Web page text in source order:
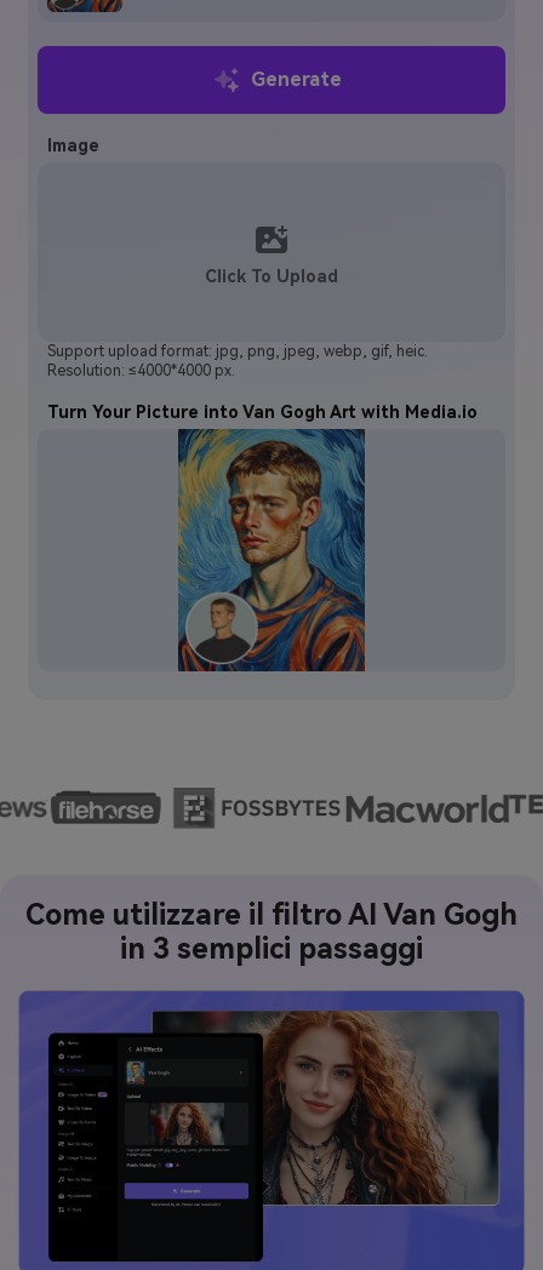
Generate
Image
Click To Upload
Support upload format: jpg, png, jpeg, webp, gif, heic.
Resolution: ≤4000*4000 px.
Turn Your Picture into Van Gogh Art with Media.io
Come utilizzare il filtro AI Van Gogh
in 3 semplici passaggi